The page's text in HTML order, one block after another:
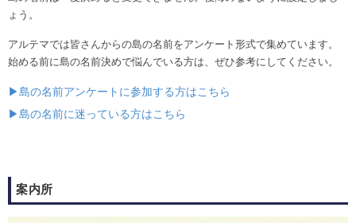
ょう。
アルテマでは皆さんからの島の名前をアンケート形式で集めています。
始める前に島の名前決めで悩んでいる方は、ぜひ参考にしてください。
▶島の名前アンケートに参加する方はこちら
▶島の名前に迷っている方はこちら
案内所